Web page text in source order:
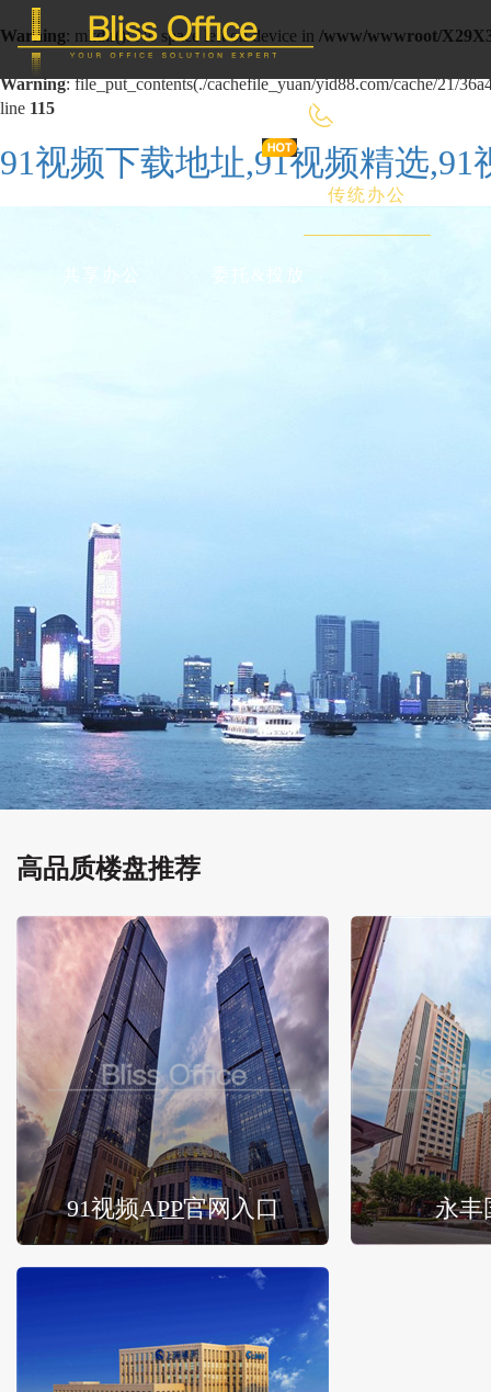
Warning: mkdir(): No space left on device in /www/wwwroot/
Warning: file_put_contents(./cachefile_yuan/yid88.com/cache/21/
line 115
91视频下载地址,91视频精选
传统办公
共享办公 委托&投放
高品质楼盘推荐
91视频APP官网入口 永丰